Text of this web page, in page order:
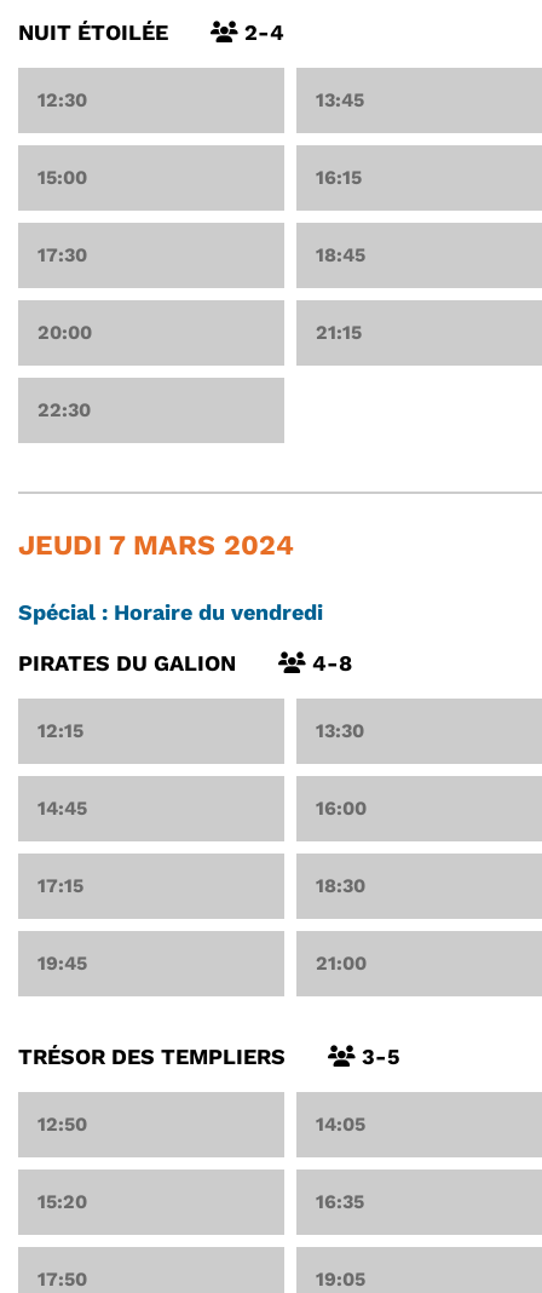
NUIT ÉTOILÉE 2-4
12:30 13:45
15:00 16:15
17:30 18:45
20:00 21:15
22:30
JEUDI 7 MARS 2024
Spécial : Horaire du vendredi
PIRATES DU GALION
4-8
12:15 13:30
14:45 16:00
17:15 18:30
19:45 21:00
TRÉSOR DES TEMPLIERS 3-5
12:50 14:05
15:20 16:35
17:50 19:05